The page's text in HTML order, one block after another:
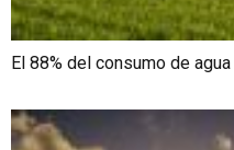
El 88% del consumo de